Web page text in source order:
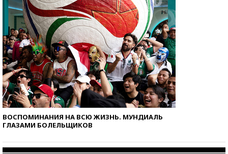
ВОСПОМИНАНИЯ НА ВСЮ ЖИЗНЬ. МУНДИАЛЬ
ГЛАЗАМИ БОЛЕЛЬЩИКОВ